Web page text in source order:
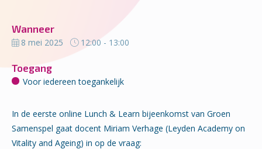
Wanneer
8 mei 2025 12:00 - 13:00
Toegang
Voor iedereen toegankelijk
In de eerste online Lunch & Learn bijeenkomst van Groen
Samenspel gaat docent Miriam Verhage (Leyden Academy on
Vitality and Ageing) in op de vraag: